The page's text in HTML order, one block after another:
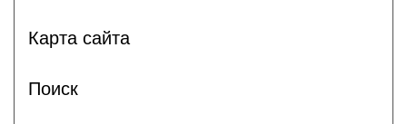
Карта сайта
Поиск